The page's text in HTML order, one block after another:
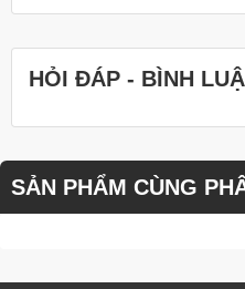
HỎI ĐÁP - BÌNH
SẢN PHẨM CÙNG